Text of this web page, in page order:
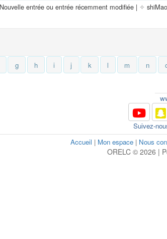
Nouvelle entrée ou entrée récemment modifiée | ✧
g h i j k l m n
Suivez-
Accueil | Mon espace | Nous
ORELC © 2026 |